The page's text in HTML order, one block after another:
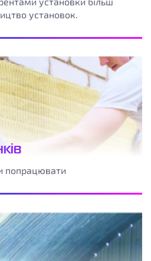
установок.
попрацювати